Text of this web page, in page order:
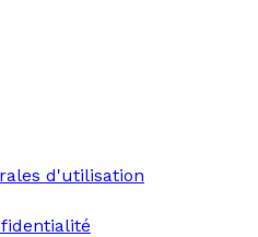
d'utilisation